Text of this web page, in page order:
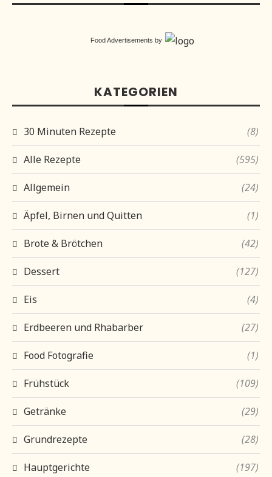
Food Advertisements by
KATEGORIEN
30 Minuten Rezepte (8)
Alle Rezepte (595)
Allgemein (24)
Äpfel, Birnen und Quitten (1)
Brote & Brötchen (42)
Dessert (127)
Eis (4)
Erdbeeren und Rhabarber (27)
Food Fotografie (1)
Frühstück (109)
Getränke (29)
Grundrezepte (28)
Hauptgerichte (197)